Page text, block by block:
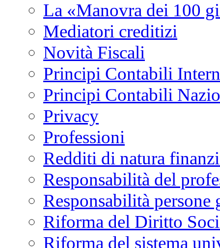
La «Manovra dei 100
Mediatori creditizi
Novità Fiscali
Principi Contabili
Principi Contabili
Privacy
Professioni
Redditi di natura
Responsabilità del
Responsabilità persone
Riforma del Diritto
Riforma del sistema